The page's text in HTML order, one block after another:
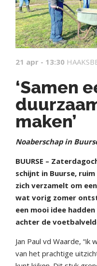
21 apr - 13:30
‘Samen
maken’
Noaberschap in
BUURSE –
schijnt in Buurse,
zich verzamelt om
wat vorig zomer
een mooi idee
achter de
Jan Paul vd Waarde,
van het prachtige